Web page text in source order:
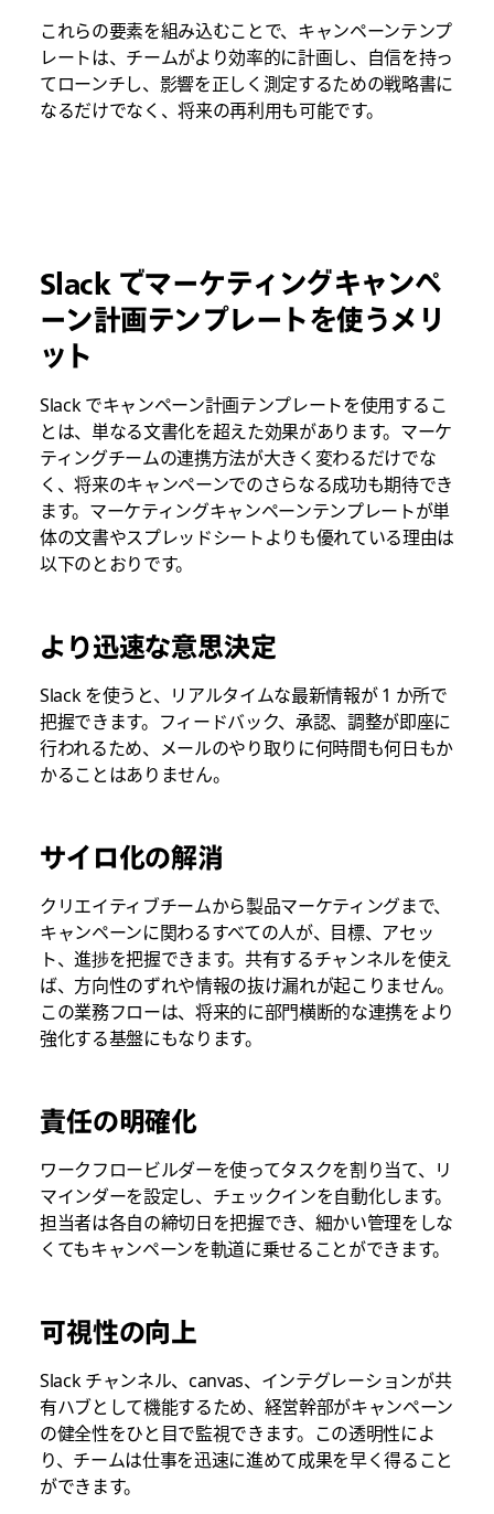
これらの要素を組み込むことで、キャンペーンテンプ
レートは、チームがより効率的に計画し、自信を持っ
てローンチし、影響を正しく測定するための戦略書に
なるだけでなく、将来の再利用も可能です。
Slack でマーケティングキャンペ
ーン計画テンプレートを使うメリ
ット
Slack でキャンペーン計画テンプレートを使用するこ
とは、単なる文書化を超えた効果があります。マーケ
ティングチームの連携方法が大きく変わるだけでな
く、将来のキャンペーンでのさらなる成功も期待でき
ます。マーケティングキャンペーンテンプレートが単
体の文書やスプレッドシートよりも優れている理由は
以下のとおりです。
より迅速な意思決定
Slack を使うと、リアルタイムな最新情報が 1 か所で
把握できます。フィードバック、承認、調整が即座に
行われるため、メールのやり取りに何時間も何日もか
かることはありません。
サイロ化の解消
クリエイティブチームから製品マーケティングまで、
キャンペーンに関わるすべての人が、目標、アセッ
ト、進捗を把握できます。共有するチャンネルを使え
ば、方向性のずれや情報の抜け漏れが起こりません。
この業務フローは、将来的に部門横断的な連携をより
強化する基盤にもなります。
責任の明確化
ワークフロービルダーを使ってタスクを割り当て、リ
マインダーを設定し、チェックインを自動化します。
担当者は各自の締切日を把握でき、細かい管理をしな
くてもキャンペーンを軌道に乗せることができます。
可視性の向上
Slack チャンネル、canvas、インテグレーションが共
有ハブとして機能するため、経営幹部がキャンペーン
の健全性をひと目で監視できます。この透明性によ
り、チームは仕事を迅速に進めて成果を早く得ること
ができます。